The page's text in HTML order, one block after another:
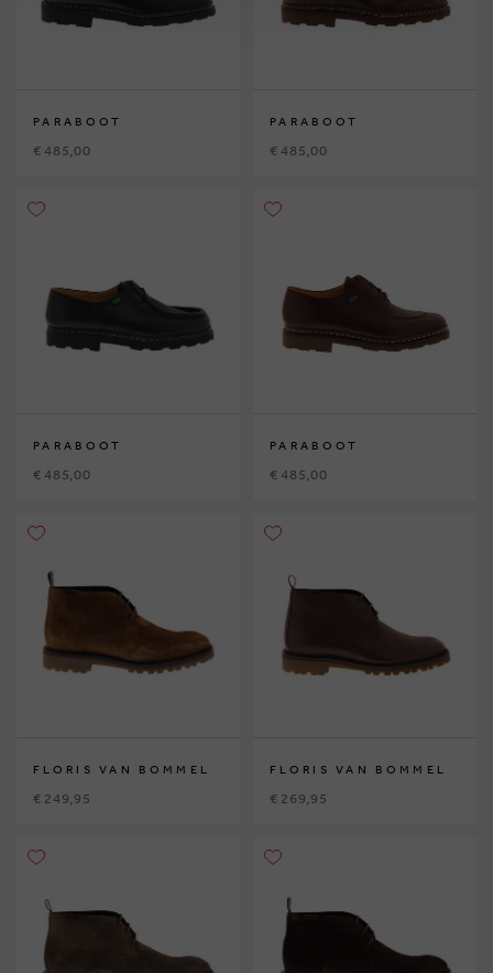
PARABOOT
€ 485,00
PARABOOT
€ 485,00
PARABOOT
€ 485,00
PARABOOT
€ 485,00
FLORIS VAN BOMMEL
€ 249,95
FLORIS VAN BOMMEL
€ 269,95